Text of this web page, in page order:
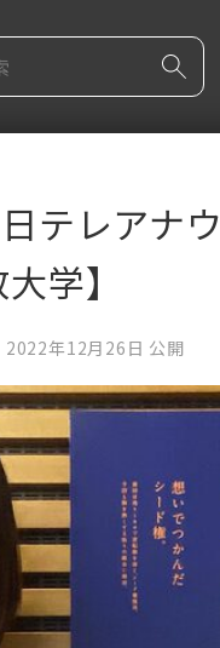
日テレア
学】
2022年12月26日 公開